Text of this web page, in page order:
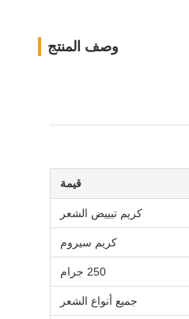
وصف المنتج
قيمة
كريم تبييض الشعر
كريم سيروم
250 جرام
جميع أنواع الشعر